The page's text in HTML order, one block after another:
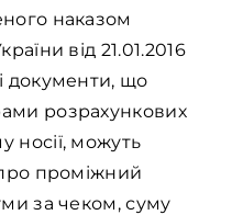
наказом
від 21.01.2016
документи, що
розрахункових
носії, можуть
про проміжний
за чеком, суму